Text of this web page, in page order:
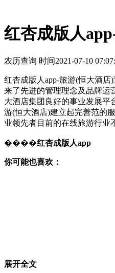
红杏成版人
农历查询 时间2021-07-10
红杏成版人app-旅游(恒大酒
来了先进的管理理念及品牌运
大酒店集团良好的事业发展平
游(恒大酒店)建立起完善范的
业领先者目前的在线旅游行业
����红杏成版人app
你可能也喜欢：
展开全文